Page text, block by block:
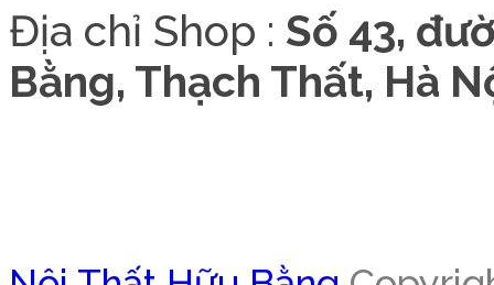
Địa chỉ Shop : Số 43,
Bằng, Thạch Thất, Hà